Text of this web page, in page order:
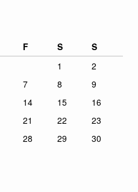
F S
S
1
2
7 8
9
14 15
16
21 22
23
28 29
30